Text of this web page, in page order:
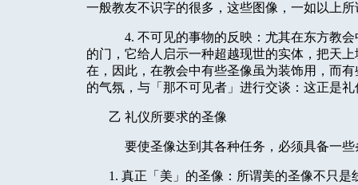
一般教友不识字的很多，这些图像，一如以上
4. 不可见的事物的反映：尤其在东方教
的门，它给人启示一种超越现世的实体，把天
在，因此，在教会中有些圣像虽为装饰用，而
的气氛，与「那不可见者」进行交谈：这正是
乙 礼仪所要求的圣像
要使圣像达到其各种任务，必须具备一些
1. 真正「美」的圣像：所谓美的圣像不只